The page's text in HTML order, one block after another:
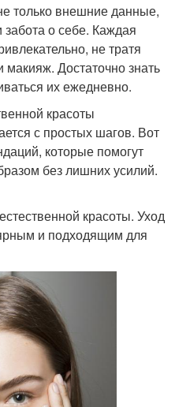
только внешние данные,
забота о себе. Каждая
не тратя
Достаточно знать
их ежедневно.
красоты
с простых шагов. Вот
которые помогут
без лишних усилий.
красоты. Уход
и подходящим для